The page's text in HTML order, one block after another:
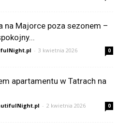
na Majorce poza sezonem –
- 3 kwietnia 2026 0
apartamentu w Tatrach na
- 2 kwietnia 2026 0